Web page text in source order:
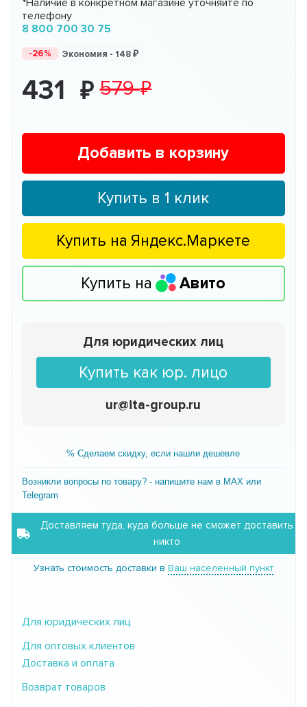
*Наличие в конкретном магазине уточняйте по
телефону
8 800 700 30 75
-26% Экономия -148
431 579
Добавить в корзину
Купить в 1 клик
Купить на Яндекс.Маркете
Купить на Авито
Для юридических лиц
Купить как юр. лицо
ur@ita-group.ru
% Сделаем скидку, если нашли дешевле
Возникли вопросы по товару? - напишите нам в MAX или
Telegram
Доставляем туда, куда больше не сможет доставить
никто
Узнать стоимость доставки в Ваш населенный пункт
Для юридических лиц
Для оптовых клиентов
Доставка и оплата
Возврат товаров